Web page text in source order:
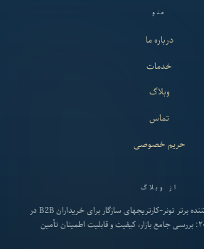
منو
درباره ما
خدمات
وبلاگ
تماس
حریم خصوصی
از وبلاگ
۱۰ تولیدکننده برتر تونر-کارتریجهای سازگار برای خریداران B2B در